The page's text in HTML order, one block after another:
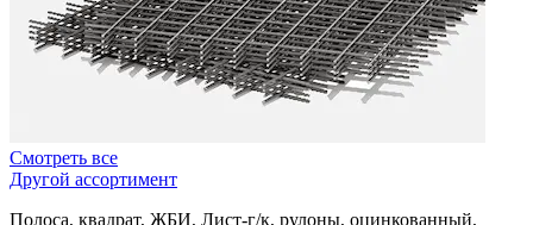
Смотреть все
Другой ассортимент
Полоса, квадрат, ЖБИ, Лист-г/к, рулоны, оцинкованный,